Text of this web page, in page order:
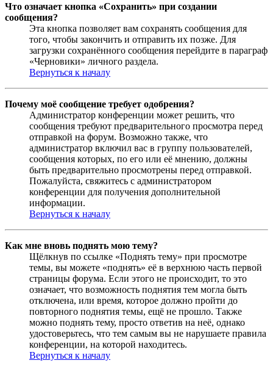
Что означает кнопка «Сохранить» при создании
сообщения?
Эта кнопка позволяет вам сохранять сообщения для
того, чтобы закончить и отправить их позже. Для
загрузки сохранённого сообщения перейдите в параграф
«Черновики» личного раздела.
Вернуться к началу
Почему моё сообщение требует одобрения?
Администратор конференции может решить, что
сообщения требуют предварительного просмотра перед
отправкой на форум. Возможно также, что
администратор включил вас в группу пользователей,
сообщения которых, по его или её мнению, должны
быть предварительно просмотрены перед отправкой.
Пожалуйста, свяжитесь с администратором
конференции для получения дополнительной
информации.
Вернуться к началу
Как мне вновь поднять мою тему?
Щёлкнув по ссылке «Поднять тему» при просмотре
темы, вы можете «поднять» её в верхнюю часть первой
страницы форума. Если этого не происходит, то это
означает, что возможность поднятия тем могла быть
отключена, или время, которое должно пройти до
повторного поднятия темы, ещё не прошло. Также
можно поднять тему, просто ответив на неё, однако
удостоверьтесь, что тем самым вы не нарушаете правила
конференции, на которой находитесь.
Вернуться к началу